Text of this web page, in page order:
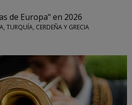
de Europa" en 2026
TURQUÍA, CERDEÑA Y GRECIA